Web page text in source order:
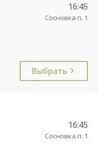
16:45
Сосновка п. 1
Выбрать
16:45
Сосновка п. 1